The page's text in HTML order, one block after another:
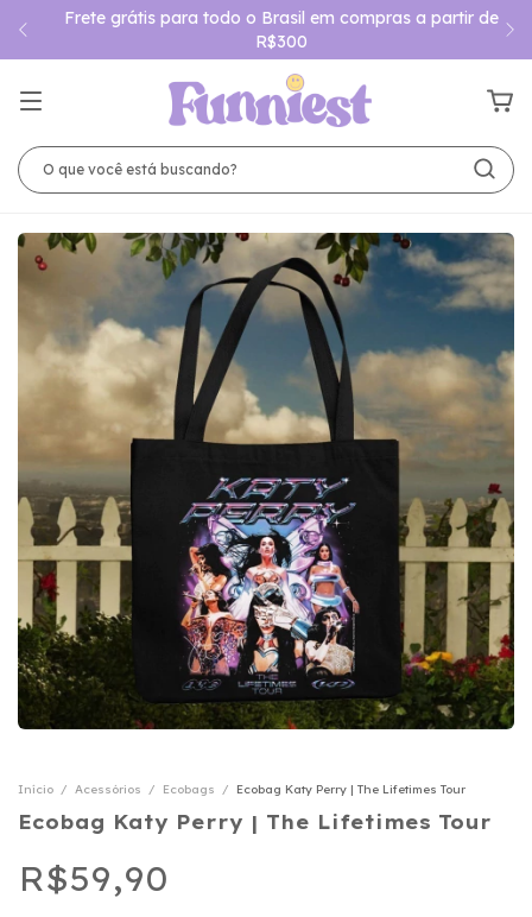
Frete grátis para todo o Brasil em compras a partir de
R$300
Início / Acessórios / Ecobags / Ecobag Katy Perry | The Lifetimes Tour
Ecobag Katy Perry | The Lifetimes Tour
R$59,90